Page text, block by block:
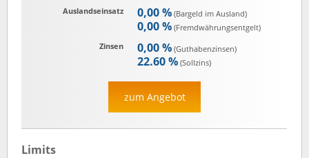
Auslandseinsatz
0,00 % (Bargeld im Ausland)
0,00 % (Fremd­währungs­entgelt)
Zinsen
0,00 % (Guthaben­zinsen)
22.60 % (Sollzins)
zum Angebot
Limits